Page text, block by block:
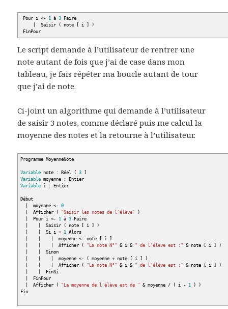
Pour i<- 1 à3 Faire
Saisir ( note [ i ]
)
FinPour
Le script demande à l’utilisateur de rentrer une
note autant de fois que j’ai de case dans mon
tableau, je fais répéter ma boucle autant de tour
que j’ai de note.
Ci-joint un algorithme qui demande à l’utilisateur
de saisir 3 notes, comme déclaré puis me calcul la
moyenne des notes et la retourne à l’utilisateur.
Programme MoyenneNote
Variable note : Réel [ 3 ]
Variable moyenne : Entier
Variable i : Entier
Début
moyenne<-0
Afficher ( "Saisir les notes de l'élève"
)
Pour i<- 1 à3 Faire
Saisir ( note [ i ]
)
Si i = 1 Alors
moyenne<- note [ i ]
Afficher ( "La note N°" &i& " de l'élève est :" &note [ i ]
)
Sinon
moyenne<- ( moyenne + note [ i ]
)
Afficher ( "La note N°" &i& " de l'élève est :" &note [ i ]
)
FinSi
FinPour
Afficher ( "La moyenne de l'élève est de " &moyenne/ ( i - 1 )
)
Fin